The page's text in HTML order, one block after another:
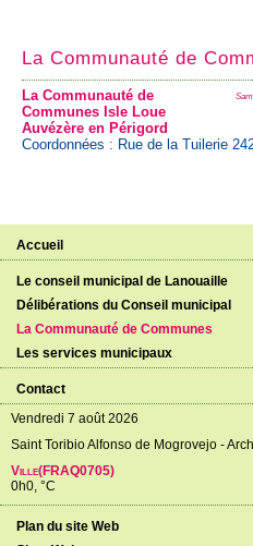
La Communauté de
La Communauté de
Communes Isle Loue
Auvézère en Périgord
Coordonnées : Rue de la Tuilerie
Accueil
Le conseil municipal de Lanouaille
Délibérations du Conseil municipal
La Communauté de Communes
Les services municipaux
Contact
Vendredi 7 août 2026
Saint Toribio Alfonso de Mogrovejo -
Ville(FRAQ0705)
0h0, °C
Plan du site Web